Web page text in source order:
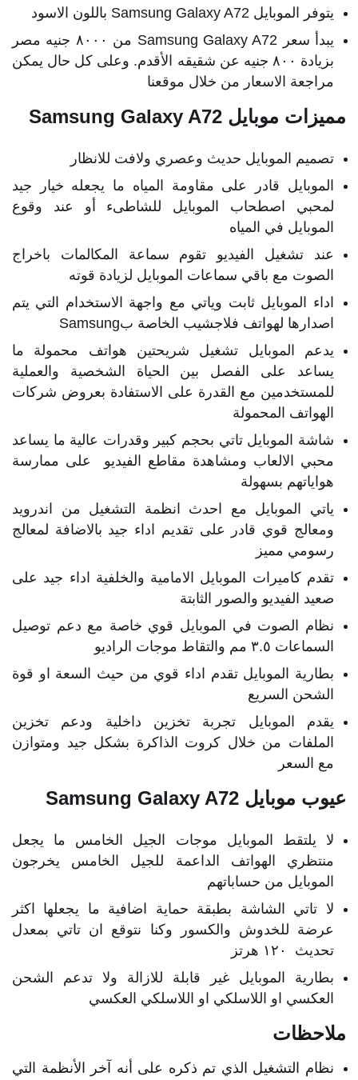
يتوفر الموبايل Samsung Galaxy A72 باللون الاسود
يبدأ سعر Samsung Galaxy A72 من ٨٠٠٠ جنيه مصر
بزيادة ٨٠٠ جنيه عن شقيقه الأقدم. وعلى كل حال يمكن
مراجعة الاسعار من خلال موقعنا
مميزات موبايل Samsung Galaxy A72
تصميم الموبايل حديث وعصري ولافت للانظار
الموبايل قادر على مقاومة المياه ما يجعله خيار جيد
لمحبي اصطحاب الموبايل للشاطىء أو عند وقوع
الموبايل في المياه
عند تشغيل الفيديو تقوم سماعة المكالمات باخراج
الصوت مع باقي سماعات الموبايل لزيادة قوته
اداء الموبايل ثابت وياتي مع واجهة الاستخدام التي يتم
اصدارها لهواتف فلاجشيب الخاصة بSamsung
يدعم الموبايل تشغيل شريحتين هواتف محمولة ما
يساعد على الفصل بين الحياة الشخصية والعملية
للمستخدمين مع القدرة على الاستفادة بعروض شركات
الهواتف المحمولة
شاشة الموبايل تاتي بحجم كبير وقدرات عالية ما يساعد
محبي الالعاب ومشاهدة مقاطع الفيديو على ممارسة
هواياتهم بسهولة
ياتي الموبايل مع احدث انظمة التشغيل من اندرويد
ومعالج قوي قادر على تقديم اداء جيد بالاضافة لمعالج
رسومي مميز
تقدم كاميرات الموبايل الامامية والخلفية اداء جيد على
صعيد الفيديو والصور الثابتة
نظام الصوت في الموبايل قوي خاصة مع دعم توصيل
السماعات ٣.٥ مم والتقاط موجات الراديو
بطارية الموبايل تقدم اداء قوي من حيث السعة او قوة
الشحن السريع
يقدم الموبايل تجربة تخزين داخلية ودعم تخزين
الملفات من خلال كروت الذاكرة بشكل جيد ومتوازن
مع السعر
عيوب موبايل Samsung Galaxy A72
لا يلتقط الموبايل موجات الجيل الخامس ما يجعل
منتظري الهواتف الداعمة للجيل الخامس يخرجون
الموبايل من حساباتهم
لا تاتي الشاشة بطبقة حماية اضافية ما يجعلها اكثر
عرضة للخدوش والكسور وكنا نتوقع ان تاتي بمعدل
تحديث ١٢٠ هرتز
بطارية الموبايل غير قابلة للازالة ولا تدعم الشحن
العكسي او اللاسلكي او اللاسلكي العكسي
ملاحظات
نظام التشغيل الذي تم ذكره على أنه آخر الأنظمة التي